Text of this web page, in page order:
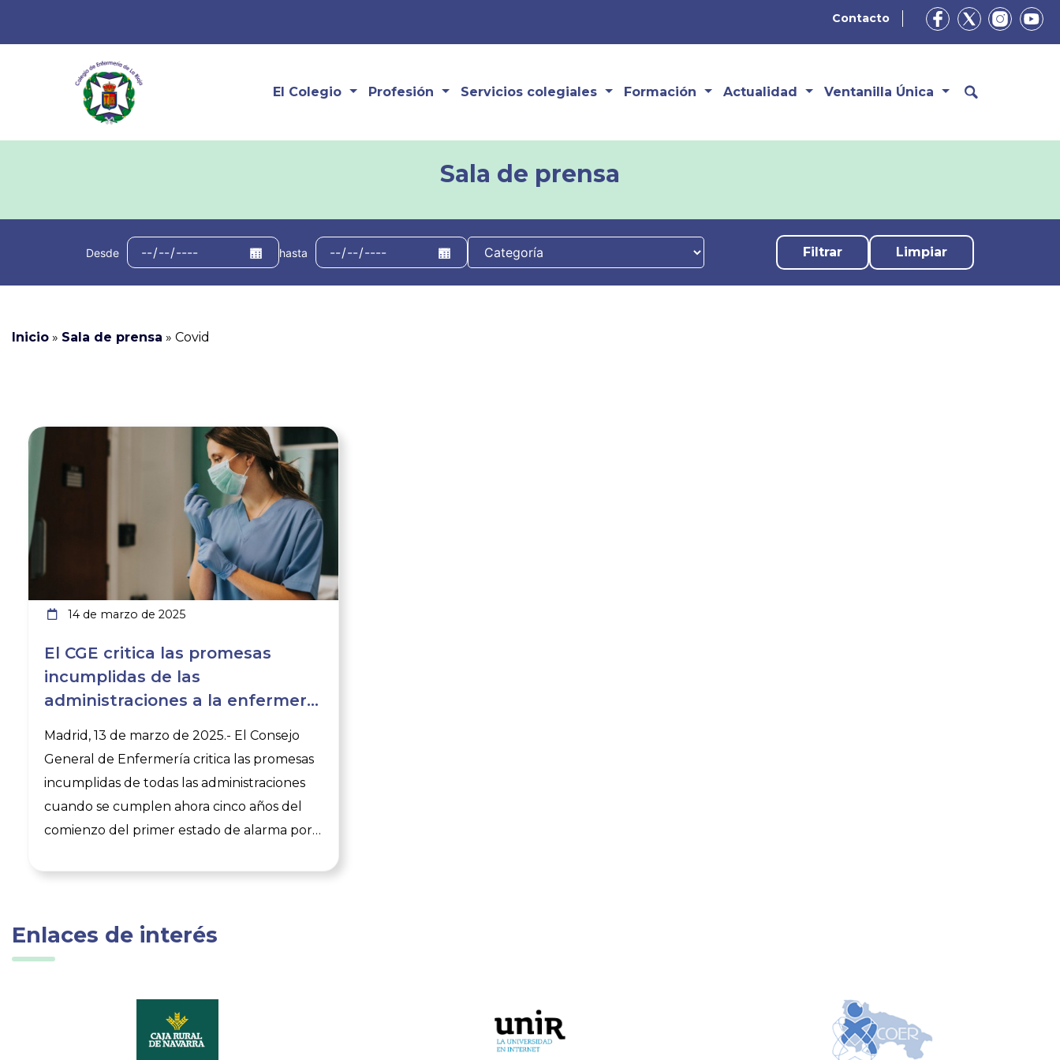
Contacto
El Colegio Profesión Servicios colegiales Formación Actualidad Ventanilla Única
Sala de prensa
Desde hasta Limpiar
Inicio » Sala de prensa » Covid
14 de marzo de 2025
El CGE critica las promesas
incumplidas de las
administraciones a la enfermería
del COVID-19
Madrid, 13 de marzo de 2025.- El Consejo
General de Enfermería critica las promesas
incumplidas de todas las administraciones
cuando se cumplen ahora cinco años del
comienzo del primer estado de alarma por
representa a las más de 345.000
denuncia que todos esos aplausos que se
cosas empezaron a ir mejor”. “Las
enfermeras y enfermeros de España nos
pusimos al frente de la lucha contra el
Ver noticia
Enlaces de interés